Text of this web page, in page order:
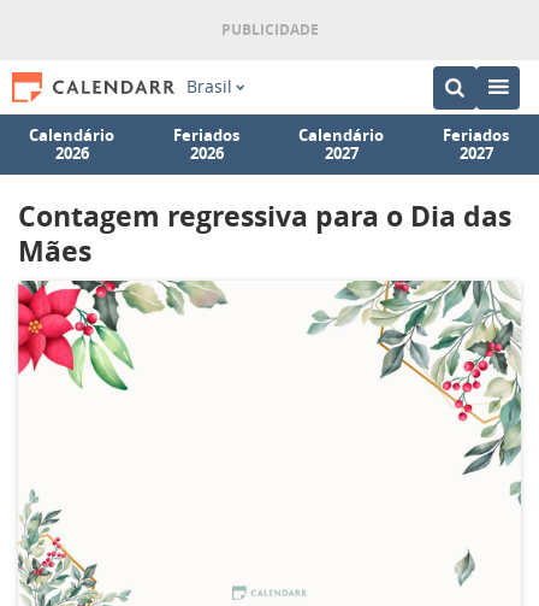
Brasil
Calendário
2026
Feriados
2026
Calendário
2027
Feriados
2027
Contagem regressiva para o Dia das
Mães